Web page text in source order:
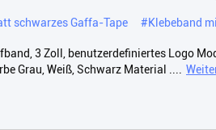
schwarzes Gaffa-Tape #Klebeband
3 Zoll, benutzerdefiniertes Logo
Grau, Weiß, Schwarz Material ....